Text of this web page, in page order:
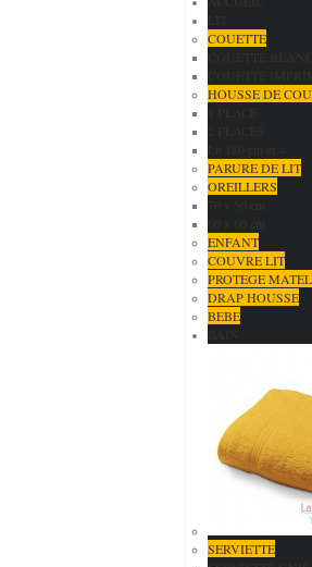
COUETTE
HOUSSE DE
PARURE DE LIT
OREILLERS
ENFANT
COUVRE LIT
PROTEGE
DRAP HOUSSE
BEBE
SERVIETTE